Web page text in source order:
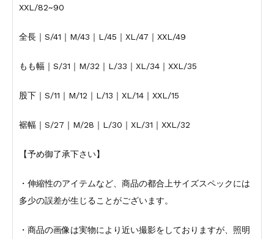
XXL/82~90
全長｜S/41｜M/43｜L/45｜XL/47｜XXL/49
もも幅｜S/31｜M/32｜L/33｜XL/34｜XXL/35
股下｜S/11｜M/12｜L/13｜XL/14｜XXL/15
裾幅｜S/27｜M/28｜L/30｜XL/31｜XXL/32
【予め御了承下さい】
・伸縮性のアイテムなど、商品の都合上サイズスペックには
多少の誤差が生じることがございます。
・商品の画像は実物により近い撮影をしておりますが、照明